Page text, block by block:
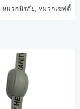
หมวกนิรภัย, หมวกเซฟตี้